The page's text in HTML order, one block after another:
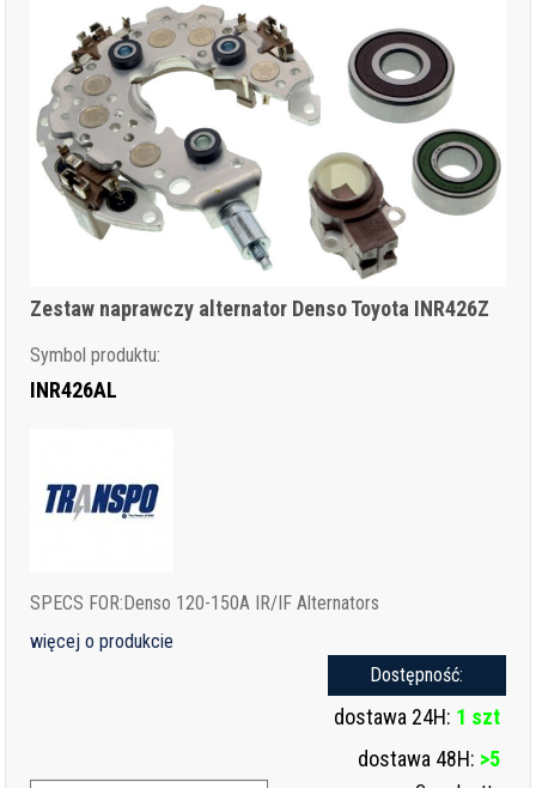
Zestaw naprawczy alternator Denso Toyota INR426Z
Symbol produktu:
INR426AL
SPECS FOR:Denso 120-150A IR/IF Alternators
więcej o produkcie
Dostępność:
dostawa 24H: 1 szt
dostawa 48H: >5